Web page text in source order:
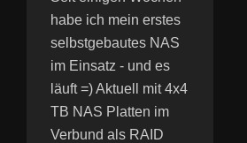
habe ich mein erstes
selbstgebautes NAS
im Einsatz - und es
läuft =) Aktuell mit 4x4
TB NAS Platten im
Verbund als RAID